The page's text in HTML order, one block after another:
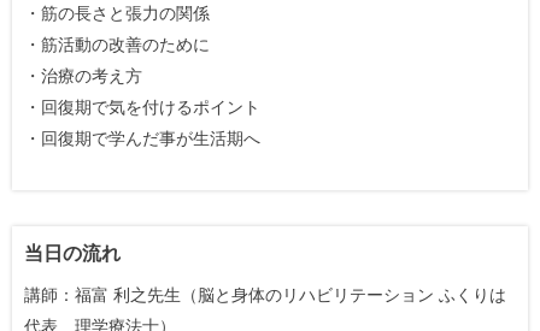
・筋の長さと張力の関係
・筋活動の改善のために
・治療の考え方
・回復期で気を付けるポイント
・回復期で学んだ事が生活期へ
当日の流れ
講師：福富 利之先生（脳と身体のリハビリテーション ふくりは
代表 理学療法士）